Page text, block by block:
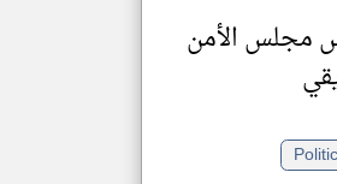
مجلس الأمن